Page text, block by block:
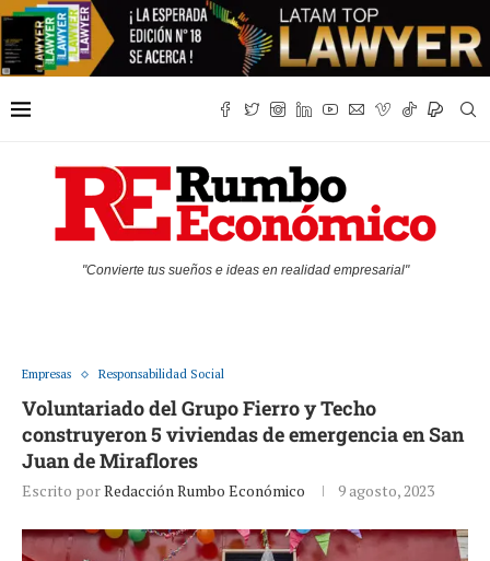
"Convierte tus sueños e ideas en realidad empresarial"
Empresas Responsabilidad Social
Voluntariado del Grupo Fierro y Techo
construyeron 5 viviendas de emergencia en San
Juan de Miraflores
Escrito porRedacción Rumbo Económico 9 agosto, 2023